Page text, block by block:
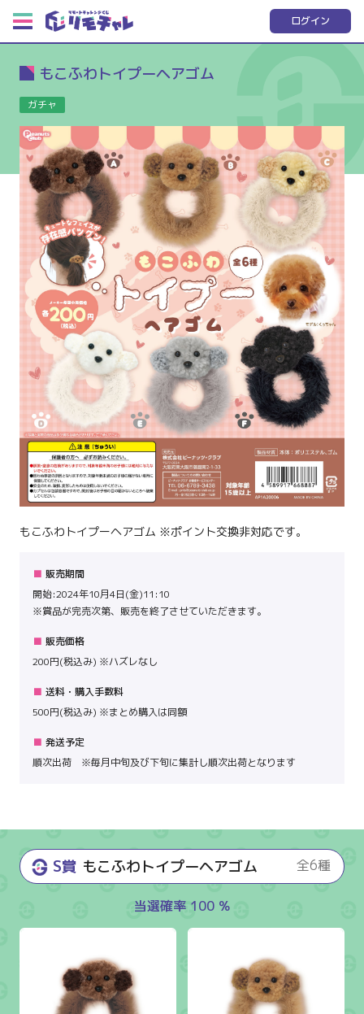
ログイン
もこふわトイプーヘアゴム
ガチャ
もこふわトイプーヘアゴム ※ポイント交換非対応です。
販売期間
開始:2024年10月4日(金)11:10
※賞品が完売次第、販売を終了させていただきます。
販売価格
200円(税込み) ※ハズレなし
送料・購入手数料
500円(税込み) ※まとめ購入は同額
発送予定
順次出荷 ※毎月中旬及び下旬に集計し順次出荷となります
S賞 もこふわトイプーヘアゴム 全6種
当選確率 100 %